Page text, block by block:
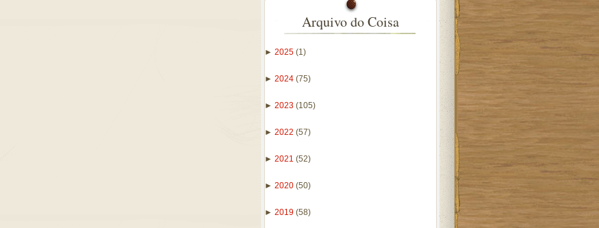
Arquivo do Coisa
► 2025 (1)
► 2024 (75)
► 2023 (105)
► 2022 (57)
► 2021 (52)
► 2020 (50)
► 2019 (58)